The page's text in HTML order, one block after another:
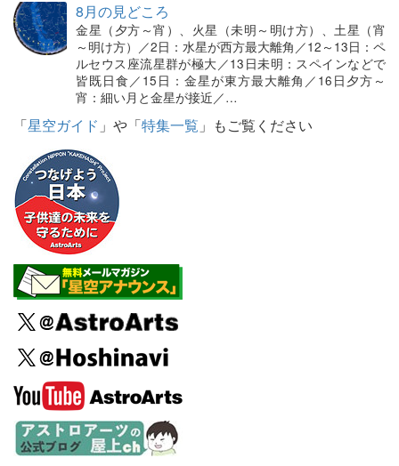
8月の見どころ
金星（夕方～宵）、火星（未明～明け方）、土星（宵
～明け方）／2日：水星が西方最大離角／12～13日：ペ
ルセウス座流星群が極大／13日未明：スペインなどで
皆既日食／15日：金星が東方最大離角／16日夕方～
宵：細い月と金星が接近／…
「星空ガイド 」や「特集一覧 」もご覧ください